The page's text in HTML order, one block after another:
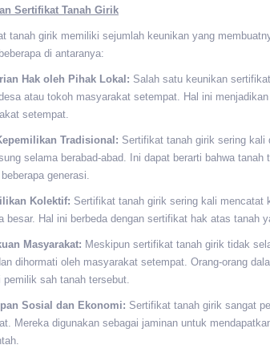
Sertifikat Tanah Girik
tanah girik memiliki sejumlah keunikan yang
di antaranya:
Hak oleh Pihak Lokal: Salah satu keunikan
atau tokoh masyarakat setempat. Hal ini
setempat.
Tradisional: Sertifikat tanah girik sering kali
selama berabad-abad. Ini dapat berarti bahwa
generasi.
Kolektif: Sertifikat tanah girik sering kali
besar. Hal ini berbeda dengan sertifikat hak atas tanah
Masyarakat: Meskipun sertifikat tanah girik tidak
dihormati oleh masyarakat setempat. Orang-orang
pemilik sah tanah tersebut.
Sosial dan Ekonomi: Sertifikat tanah girik sangat
Mereka digunakan sebagai jaminan untuk